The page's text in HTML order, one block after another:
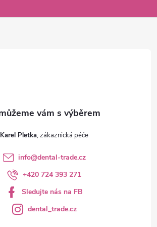
Karel Pletka
info@dental-trade.cz
+420 724 393 271
Sledujte nás na FB
dental_trade.cz